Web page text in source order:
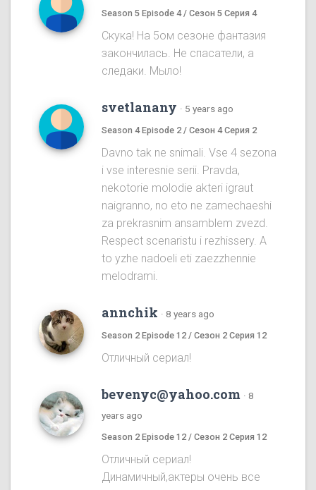
Season 5 Episode 4 / Сезон 5 Серия 4
Скука! На 5ом cезоне фантазия
закончилась. Не спасатели, а
следаки. Мыло!
svetlanany · 5 years ago
Season 4 Episode 2 / Сезон 4 Серия 2
Davno tak ne snimali. Vse 4 sezona
i vse interesnie serii. Pravda,
nekotorie molodie akteri igraut
naigranno, no eto ne zamechaeshi
za prekrasnim ansamblem zvezd.
Respect scenaristu i rezhissery. A
to yzhe nadoeli eti zaezzhennie
melodrami.
annchik · 8 years ago
Season 2 Episode 12 / Сезон 2 Серия 12
Отличный сериал!
bevenyc@yahoo.com · 8
years ago
Season 2 Episode 12 / Сезон 2 Серия 12
Отличный сериал!
Динамичный,актеры очень все